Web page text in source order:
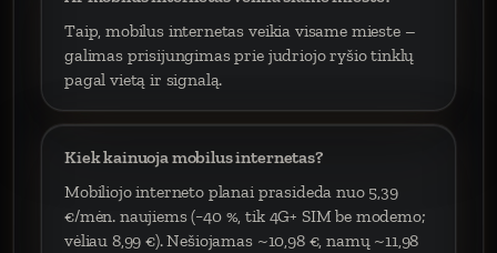
Taip, mobilus internetas veikia visame mieste –
galimas prisijungimas prie judriojo ryšio tinklų
pagal vietą ir signalą.
Kiek kainuoja mobilus internetas?
Mobiliojo interneto planai prasideda nuo 5,39
€/mėn. naujiems (−40 %, tik 4G+ SIM be modemo;
vėliau 8,99 €). Nešiojamas ~10,98 €, namų ~11,98